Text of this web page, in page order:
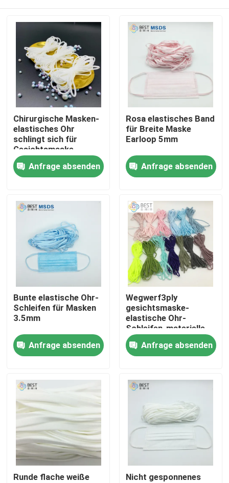
Kontakte
Gesichtsmaske-elastische Ohr-Schleife
Weiche elastische Ohr-Schleifen
Rundes elastisches Earloop
Elastische Schnur Earloop
Elastische Ohr-Bänder
Flache Ohr-Schleife
Chirurgische Masken-
elastisches Ohr
schlingt sich für
Gesichtsmaske-
weißes Ohr-Schleifen-
Gummiband-Band
3mm
Anfrage absenden
Rosa elastisches Band
für Breite Maske
Earloop 5mm
Anfrage absenden
Bunte elastische Ohr-
Schleifen für Masken
3.5mm
Anfrage absenden
Wegwerf3ply
gesichtsmaske-
elastische Ohr-
Schleifen-materielle
bunte Ebene ringsum
elastisches Seil
Anfrage absenden
Runde flache weiße
Nicht gesponnenes